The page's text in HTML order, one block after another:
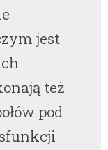
jest
też
pod